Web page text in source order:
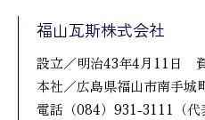
福山瓦斯株式会社
設立／明治43年4月11日
本社／広島県福山市南手城
電話（084）931-3111（代